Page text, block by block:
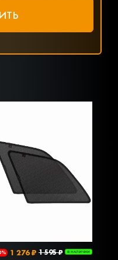
1 276 ₽ 1 595 ₽ В НАЛИЧИИ